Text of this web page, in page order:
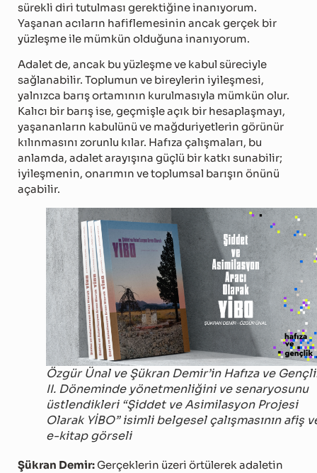
sürekli diri tutulması gerektiğine inanıyorum.
Yaşanan acıların hafiflemesinin ancak gerçek bir
yüzleşme ile mümkün olduğuna inanıyorum.
Adalet de, ancak bu yüzleşme ve kabul süreciyle
sağlanabilir. Toplumun ve bireylerin iyileşmesi,
yalnızca barış ortamının kurulmasıyla mümkün olur.
Kalıcı bir barış ise, geçmişle açık bir hesaplaşmayı,
yaşananların kabulünü ve mağduriyetlerin görünür
kılınmasını zorunlu kılar. Hafıza çalışmaları, bu
anlamda, adalet arayışına güçlü bir katkı sunabilir;
iyileşmenin, onarımın ve toplumsal barışın önünü
açabilir.
Özgür Ünal ve Şükran Demir’in Hafıza ve
II. Döneminde yönetmenliğini ve senaryosunu
üstlendikleri “Şiddet ve Asimilasyon Projesi
Olarak YİBO” isimli belgesel çalışmasının afiş
e-kitap görseli
Şükran Demir:Gerçeklerin üzeri örtülerek adaletin